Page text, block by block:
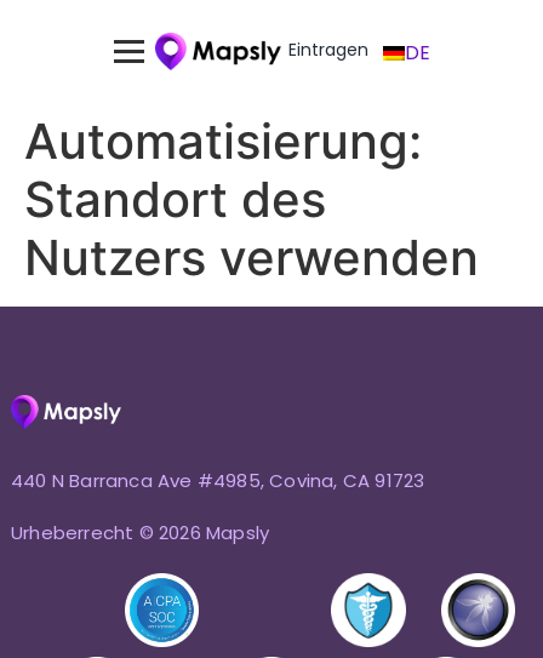
Eintragen DE
Automatisierung:
Standort des
Nutzers verwenden
440 N Barranca Ave #4985, Covina, CA 91723
Urheberrecht © 2026 Mapsly